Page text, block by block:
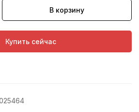
В корзину
Купить сейчас